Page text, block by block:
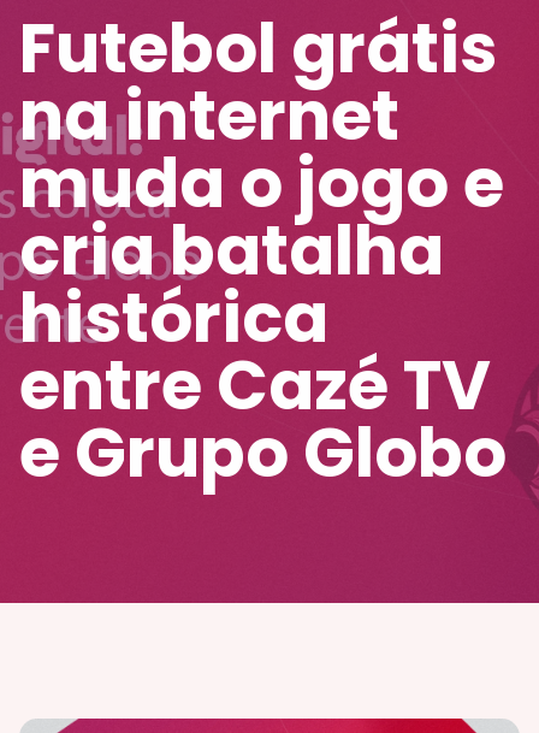
Futebol grátis
na internet
muda o jogo e
cria batalha
histórica
entre Cazé TV
e Grupo Globo